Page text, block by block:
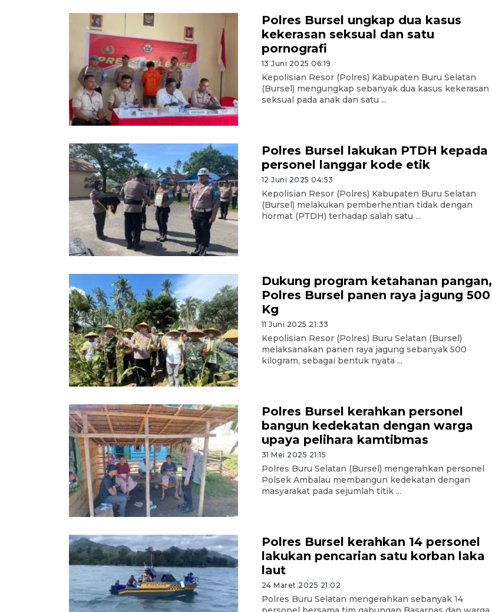
Polres Bursel ungkap dua kasus
kekerasan seksual dan satu
pornografi
13 Juni 2025 06:19
Kepolisian Resor (Polres) Kabupaten Buru Selatan
(Bursel) mengungkap sebanyak dua kasus kekerasan
seksual pada anak dan satu ...
Polres Bursel lakukan PTDH kepada
personel langgar kode etik
12 Juni 2025 04:53
Kepolisian Resor (Polres) Kabupaten Buru Selatan
(Bursel) melakukan pemberhentian tidak dengan
hormat (PTDH) terhadap salah satu ...
Dukung program ketahanan pangan,
Polres Bursel panen raya jagung 500
Kg
11 Juni 2025 21:33
Kepolisian Resor (Polres) Buru Selatan (Bursel)
melaksanakan panen raya jagung sebanyak 500
kilogram, sebagai bentuk nyata ...
Polres Bursel kerahkan personel
bangun kedekatan dengan warga
upaya pelihara kamtibmas
31 Mei 2025 21:15
Polres Buru Selatan (Bursel) mengerahkan personel
Polsek Ambalau membangun kedekatan dengan
masyarakat pada sejumlah titik ...
Polres Bursel kerahkan 14 personel
lakukan pencarian satu korban laka
laut
24 Maret 2025 21:02
Polres Buru Selatan mengerahkan sebanyak 14
Pasar Higienis
5 Mei 2026 05:32
ruang pada anak di lembaga
pembinaan